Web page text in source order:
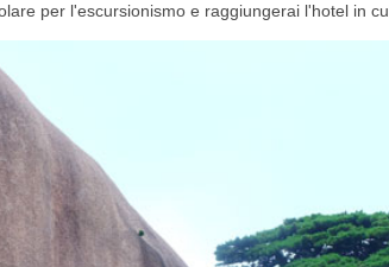
per l'escursionismo e raggiungerai l'hotel in